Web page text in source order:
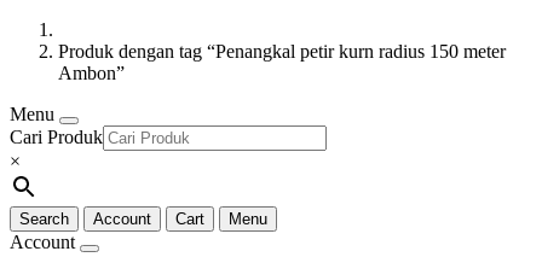
Produk dengan tag “Penangkal petir kurn radius 150 meter
Ambon”
Menu
Cari Produk
×
Search Account Cart Menu
Account